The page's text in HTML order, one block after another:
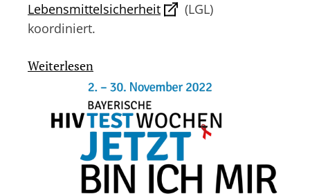
Lebensmittelsicherheit
(LGL)
koordiniert.
Weiterlesen
Die
Bayerischen
HIV-
Testwochen
2022